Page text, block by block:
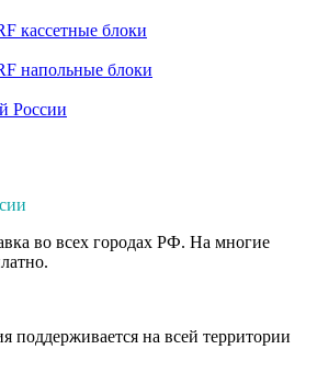
кассетные блоки
напольные блоки
России
во всех городах РФ. На многие
поддерживается на всей территории